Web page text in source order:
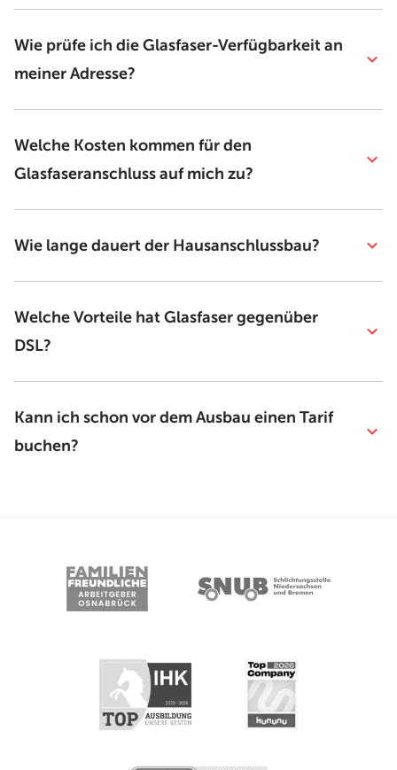
Wie prüfe ich die Glasfaser-Verfügbarkeit an
meiner Adresse?
Welche Kosten kommen für den
Glasfaseranschluss auf mich zu?
Wie lange dauert der Hausanschlussbau?
Welche Vorteile hat Glasfaser gegenüber
DSL?
Kann ich schon vor dem Ausbau einen Tarif
buchen?